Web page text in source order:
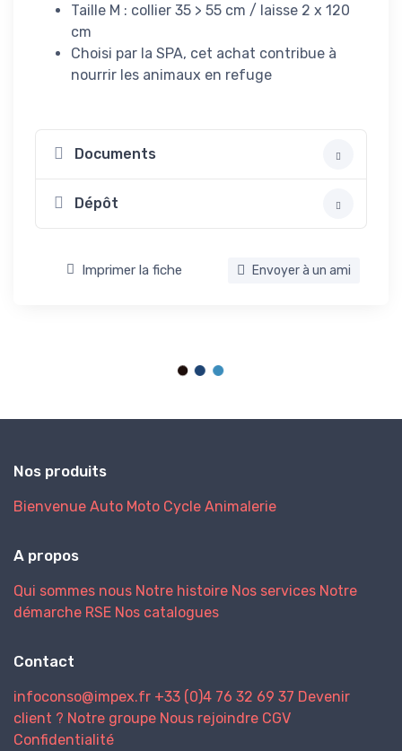
Taille M : collier 35 > 55 cm / laisse 2 x 120
cm
Choisi par la SPA, cet achat contribue à
nourrir les animaux en refuge
Documents
Dépôt
Imprimer la fiche Envoyer à un ami
Nos produits
Bienvenue Auto Moto Cycle Animalerie
A propos
Qui sommes nous Notre histoire Nos services Notre
démarche RSE Nos catalogues
Contact
infoconso@impex.fr +33 (0)4 76 32 69 37 Devenir
client ? Notre groupe Nous rejoindre CGV
Confidentialité